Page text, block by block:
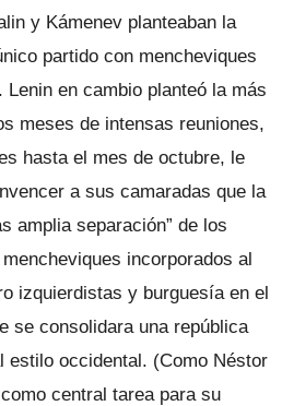
y Kámenev planteaban la
partido con mencheviques
en cambio planteó la más
meses de intensas reuniones,
hasta el mes de octubre, le
a sus camaradas que la
amplia separación” de los
incorporados al
izquierdistas y burguesía en el
se consolidara una república
estilo occidental. (Como Néstor
central tarea para su